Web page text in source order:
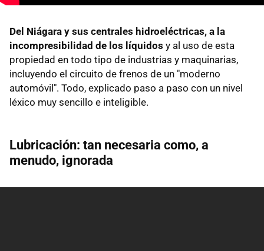
Del Niágara y sus centrales hidroeléctricas, a la
incompresibilidad de los líquidos y al uso de esta
propiedad en todo tipo de industrias y maquinarias,
incluyendo el circuito de frenos de un "moderno
automóvil". Todo, explicado paso a paso con un nivel
léxico muy sencillo e inteligible.
Lubricación: tan necesaria como, a
menudo, ignorada